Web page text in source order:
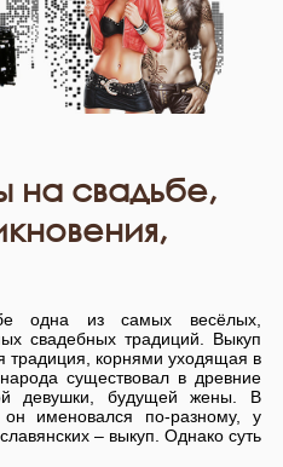
на свадьбе,
одна из самых весёлых,
свадебных традиций. Выкуп
традиция, корнями уходящая в
существовал в древние
девушки, будущей жены. В
именовался по-разному, у
– выкуп. Однако суть